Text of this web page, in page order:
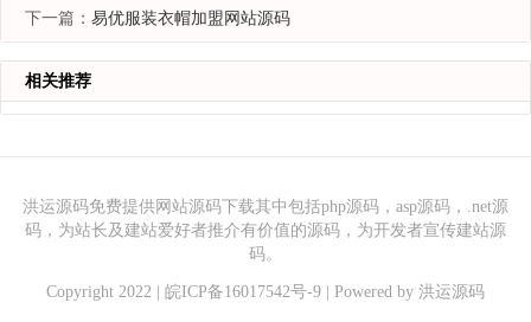
下一篇： 易优服装衣帽加盟网站源码
相关推荐
洪运源码免费提供网站源码下载其中包括php源码，asp源码，.net源
码，为站长及建站爱好者推介有价值的源码，为开发者宣传建站源
码。
Copyright 2022 | 皖ICP备16017542号-9 | Powered by 洪运源码